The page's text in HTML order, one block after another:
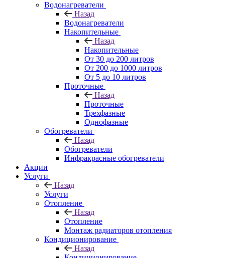
Водонагреватели
Назад
Водонагреватели
Накопительные
Назад
Накопительные
От 30 до 200 литров
От 200 до 1000 литров
От 5 до 10 литров
Проточные
Назад
Проточные
Трехфазные
Однофазные
Обогреватели
Назад
Обогреватели
Инфракрасные обогреватели
Акции
Услуги
Назад
Услуги
Отопление
Назад
Отопление
Монтаж радиаторов отопления
Кондиционирование
Назад